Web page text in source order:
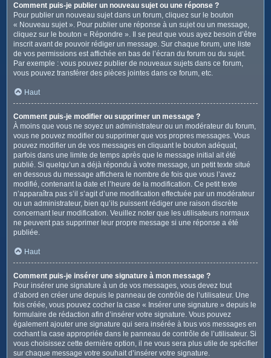
Comment puis-je publier un nouveau sujet ou une réponse ?
Pour publier un nouveau sujet dans un forum, cliquez sur le bouton
« Nouveau sujet ». Pour publier une réponse à un sujet ou un message,
cliquez sur le bouton « Répondre ». Il se peut que vous ayez besoin d’être
inscrit avant de pouvoir rédiger un message. Sur chaque forum, une liste
de vos permissions est affichée en bas de l’écran du forum ou du sujet.
Par exemple : vous pouvez publier de nouveaux sujets dans ce forum,
vous pouvez transférer des pièces jointes dans ce forum, etc.
Haut
Comment puis-je modifier ou supprimer un message ?
À moins que vous ne soyez un administrateur ou un modérateur du forum,
vous ne pouvez modifier ou supprimer que vos propres messages. Vous
pouvez modifier un de vos messages en cliquant le bouton adéquat,
parfois dans une limite de temps après que le message initial ait été
publié. Si quelqu’un a déjà répondu à votre message, un petit texte situé
en dessous du message affichera le nombre de fois que vous l’avez
modifié, contenant la date et l’heure de la modification. Ce petit texte
n’apparaîtra pas s’il s’agit d’une modification effectuée par un modérateur
ou un administrateur, bien qu’ils puissent rédiger une raison discrète
concernant leur modification. Veuillez noter que les utilisateurs normaux
ne peuvent pas supprimer leur propre message si une réponse a été
publiée.
Haut
Comment puis-je insérer une signature à mon message ?
Pour insérer une signature à un de vos messages, vous devez tout
d’abord en créer une depuis le panneau de contrôle de l’utilisateur. Une
fois créée, vous pouvez cocher la case « Insérer une signature » depuis le
formulaire de rédaction afin d’insérer votre signature. Vous pouvez
également ajouter une signature qui sera insérée à tous vos messages en
cochant la case appropriée dans le panneau de contrôle de l’utilisateur. Si
vous choisissez cette dernière option, il ne vous sera plus utile de spécifier
sur chaque message votre souhait d’insérer votre signature.